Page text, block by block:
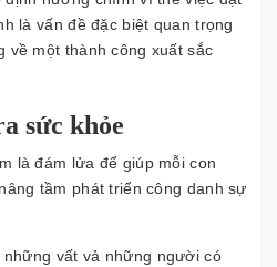
là vấn đề đặc biệt quan trọng
về một thành công xuất sắc
sức khỏe
là đám lửa để giúp mỗi con
tầm phát triển công danh sự
vất vả những người có